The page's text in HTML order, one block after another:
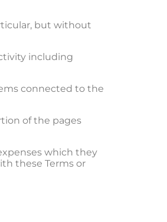
but without
including
connected to the
of the pages
which they
these Terms or